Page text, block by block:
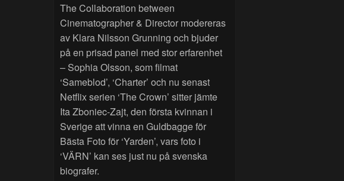
The Collaboration between
Cinematographer & Director modereras
av Klara Nilsson Grunning och bjuder
på en prisad panel med stor erfarenhet
– Sophia Olsson, som filmat
‘Sameblod’, ‘Charter’ och nu senast
Netflix serien ‘The Crown’ sitter jämte
Ita Zboniec-Zajt, den första kvinnan i
Sverige att vinna en Guldbagge för
Bästa Foto för ‘Yarden’, vars foto i
‘VÄRN’ kan ses just nu på svenska
biografer.